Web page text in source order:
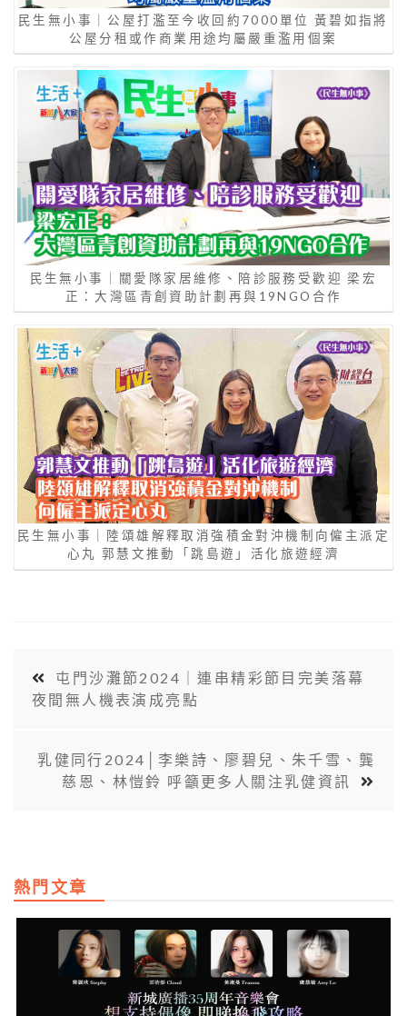
民生無小事｜公屋打濫至今收回約7000單位 黃碧如指將
公屋分租或作商業用途均屬嚴重濫用個案
民生無小事｜關愛隊家居維修、陪診服務受歡迎 梁宏
正：大灣區青創資助計劃再與19NGO合作
民生無小事｜陸頌雄解釋取消強積金對沖機制向僱主派定
心丸 郭慧文推動「跳島遊」活化旅遊經濟
屯門沙灘節2024｜連串精彩節目完美落幕
夜間無人機表演成亮點
乳健同行2024│李樂詩、廖碧兒、朱千雪、龔
慈恩、林愷鈴 呼籲更多人關注乳健資訊
熱門文章